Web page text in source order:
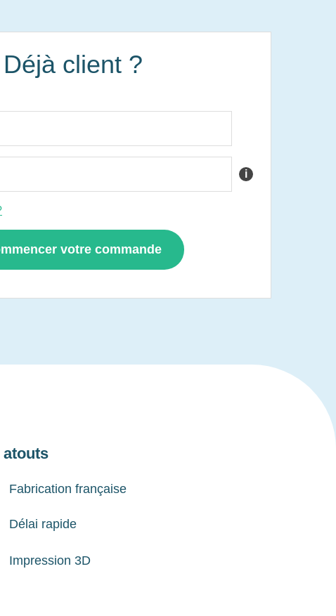
Déjà client ?
i
atouts
Fabrication française
Délai rapide
Impression 3D